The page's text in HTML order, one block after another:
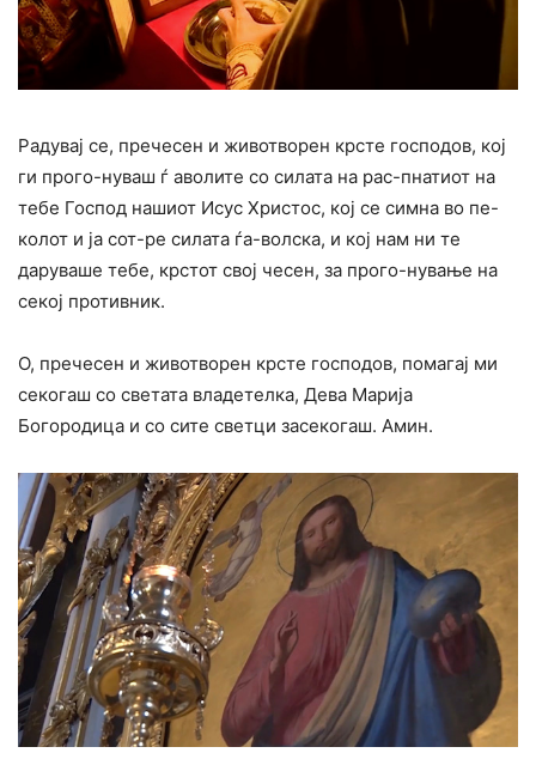
Радувај се, пречесен и животворен крсте господов, кој
ги прого-нуваш ѓ аволите со силата на рас-пнатиот на
тебе Господ нашиот Исус Христос, кој се симна во пе-
колот и ја сот-ре силата ѓа-волска, и кој нам ни те
даруваше тебе, крстот свој чесен, за прого-нување на
секој противник.
О, пречесен и животворен крсте господов, помагај ми
секогаш со светата владетелка, Дева Марија
Богородица и со сите светци засекогаш. Амин.